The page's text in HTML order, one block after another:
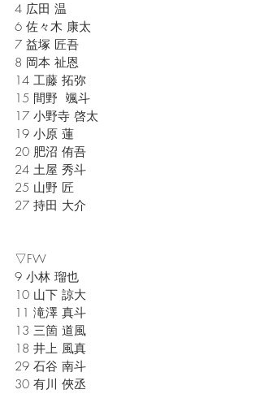
4 広田 温
6 佐々木 康太
7 益塚 匠吾
8 岡本 祉恩
14 工藤 拓弥
15 間野  颯斗
17 小野寺 啓太
19 小原 蓮
20 肥沼 侑吾
24 土屋 秀斗
25 山野 匠
27 持田 大介
▽FW
9 小林 瑠也
10 山下 諒大
11 滝澤 真斗
13 三箇 道風
18 井上 風真
29 石谷 南斗
30 有川 俠丞